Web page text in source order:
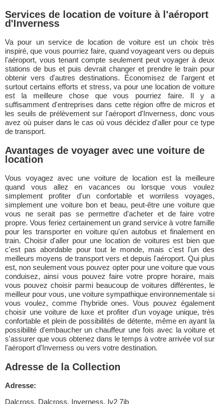
Services de location de voiture à l'aéroport
d'Inverness
Va pour un service de location de voiture est un choix très
inspiré, que vous pourriez faire, quand voyageant vers ou depuis
l'aéroport, vous tenant compte seulement peut voyager à deux
stations de bus et puis devrait changer et prendre le train pour
obtenir vers d'autres destinations. Économisez de l'argent et
surtout certains efforts et stress, va pour une location de voiture
est la meilleure chose que vous pourriez faire. Il y a
suffisamment d'entreprises dans cette région offre de micros et
les seuils de prélèvement sur l'aéroport d'Inverness, donc vous
avez où puiser dans le cas où vous décidez d'aller pour ce type
de transport.
Avantages de voyager avec une voiture de
location
Vous voyagez avec une voiture de location est la meilleure
quand vous allez en vacances ou lorsque vous voulez
simplement profiter d'un confortable et worriless voyages,
simplement une voiture bon et beau, peut-être une voiture que
vous ne serait pas se permettre d'acheter et de faire votre
propre. Vous feriez certainement un grand service à votre famille
pour les transporter en voiture qu'en autobus et finalement en
train. Choisir d'aller pour une location de voitures est bien que
c'est pas abordable pour tout le monde, mais c'est l'un des
meilleurs moyens de transport vers et depuis l'aéroport. Qui plus
est, non seulement vous pouvez opter pour une voiture que vous
conduisez, ainsi vous pouvez faire votre propre horaire, mais
vous pouvez choisir parmi beaucoup de voitures différentes, le
meilleur pour vous, une voiture sympathique environnementale si
vous voulez, comme l'hybride ones. Vous pouvez également
choisir une voiture de luxe et profiter d'un voyage unique, très
confortable et plein de possibilités de détente, même en ayant la
possibilité d'embaucher un chauffeur une fois avec la voiture et
s'assurer que vous obtenez dans le temps à votre arrivée vol sur
l'aéroport d'Inverness ou vers votre destination.
Adresse de la Collection
Adresse:
Dalcross, Dalcross, Inverness, Iv2 7jb